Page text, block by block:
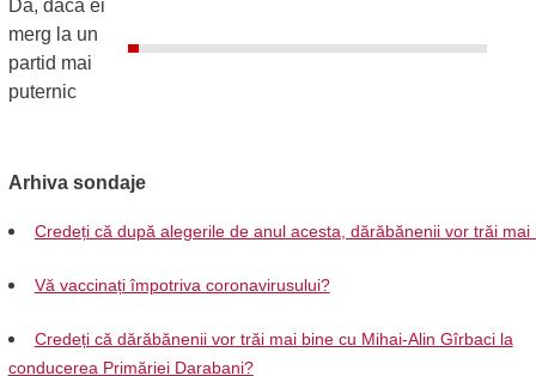
Da, dacă ei
merg la un
partid mai
puternic
Arhiva sondaje
Credeți că după alegerile de anul acesta, dărăbănenii vor trăi mai
Vă vaccinați împotriva coronavirusului?
Credeți că dărăbănenii vor trăi mai bine cu Mihai-Alin Gîrbaci la
conducerea Primăriei Darabani?